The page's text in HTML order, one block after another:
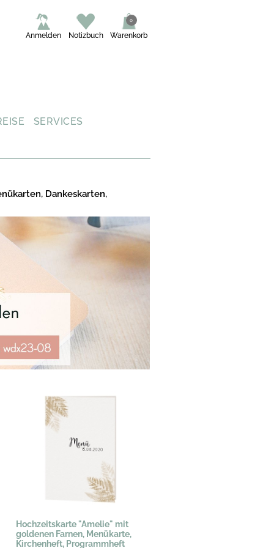
Warenkorb
0
Notizbuch
Anmelden
SERVICES
Dankeskarten,
Hochzeitskarte "Amelie" mit
goldenen Farnen, Menükarte,
Kirchenheft, Programmheft